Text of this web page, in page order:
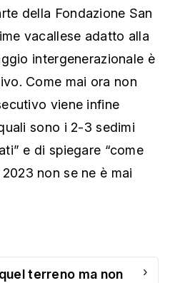
della Fondazione San
vacallese adatto alla
intergenerazionale è
Come mai ora non
viene infine
sono i 2-3 sedimi
e di spiegare “come
non se ne è mai
terreno ma non
›